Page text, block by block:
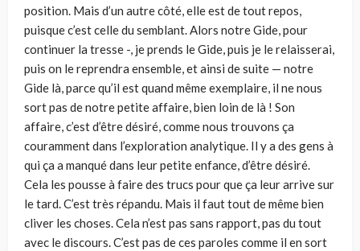
position. Mais d’un autre côté, elle est de tout repos,
puisque c’est celle du semblant. Alors notre Gide, pour
continuer la tresse -, je prends le Gide, puis je le relaisserai,
puis on le reprendra ensemble, et ainsi de suite — notre
Gide là, parce qu’il est quand même exemplaire, il ne nous
sort pas de notre petite affaire, bien loin de là ! Son
affaire, c’est d’être désiré, comme nous trouvons ça
couramment dans l’exploration analytique. Il y a des gens à
qui ça a manqué dans leur petite enfance, d’être désiré.
Cela les pousse à faire des trucs pour que ça leur arrive sur
le tard. C’est très répandu. Mais il faut tout de même bien
cliver les choses. Cela n’est pas sans rapport, pas du tout
avec le discours. C’est pas de ces paroles comme il en sort